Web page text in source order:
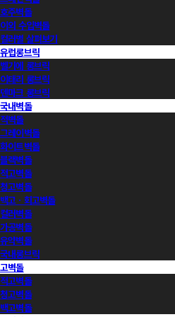
호주벽돌
이외 수입벽돌
컬러별 살펴보기
유럽롱브릭
벨기에 롱브릭
이태리 롱브릭
덴마크 롱브릭
국내벽돌
적벽돌
그레이벽돌
화이트벽돌
블랙벽돌
적고벽돌
청고벽돌
백고ㆍ회고벽돌
컬러벽돌
가공벽돌
유약벽돌
국내롱브릭
고벽돌
적고벽돌
청고벽돌
백고벽돌